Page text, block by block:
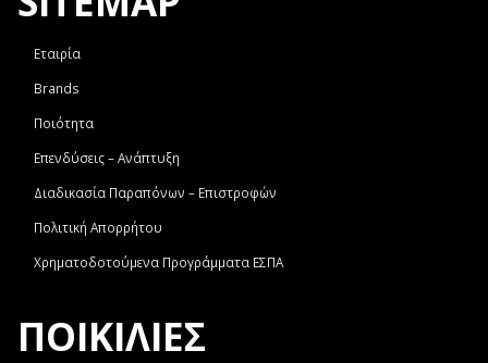
Εταιρία
Brands
Ποιότητα
Επενδύσεις – Ανάπτυξη
Διαδικασία Παραπόνων – Επιστροφών
Πολιτική Απορρήτου
Χρηματοδοτούμενα Προγράμματα ΕΣΠΑ
ΠΟΙΚΙΛΙΕΣ